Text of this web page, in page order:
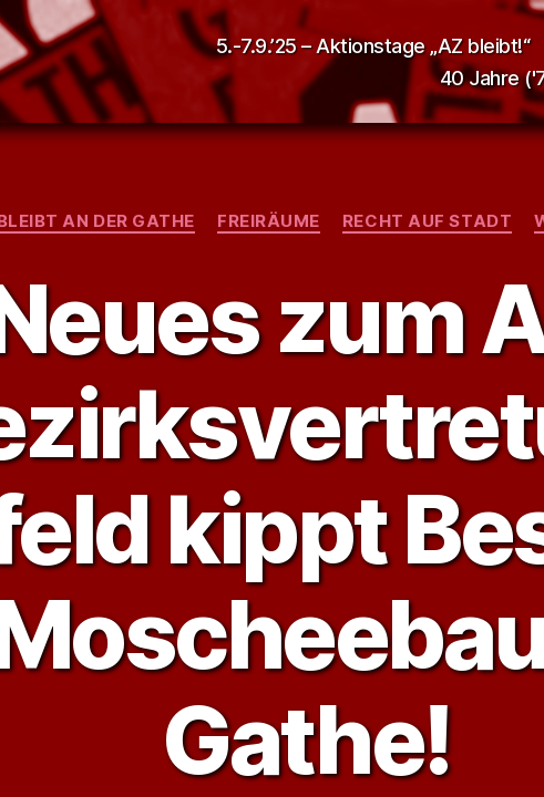
5.-7.9.’25 – Aktionstage „AZ bleibt!“
40 Jahre
Kategorien
AN DER GATHE FREIRÄUME RECHT AUF STADT
zum
kippt
Gathe!